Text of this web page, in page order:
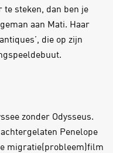
te steken, dan ben je
aan Mati. Haar
die op zijn
zonder Odysseus.
Penelope
migratie(probleem)film